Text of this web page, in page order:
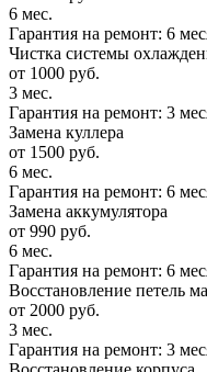
6 мес.
Гарантия на ремонт: 6
Чистка системы
от 1000 руб.
3 мес.
Гарантия на ремонт: 3
Замена куллера
от 1500 руб.
6 мес.
Гарантия на ремонт: 6
Замена аккумулятора
от 990 руб.
6 мес.
Гарантия на ремонт: 6
Восстановление петель
от 2000 руб.
3 мес.
Гарантия на ремонт: 3